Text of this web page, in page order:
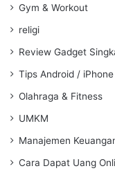
Gym & Workout
religi
Review Gadget
Tips Android / iPhone
Olahraga & Fitness
UMKM
Manajemen
Cara Dapat Uang